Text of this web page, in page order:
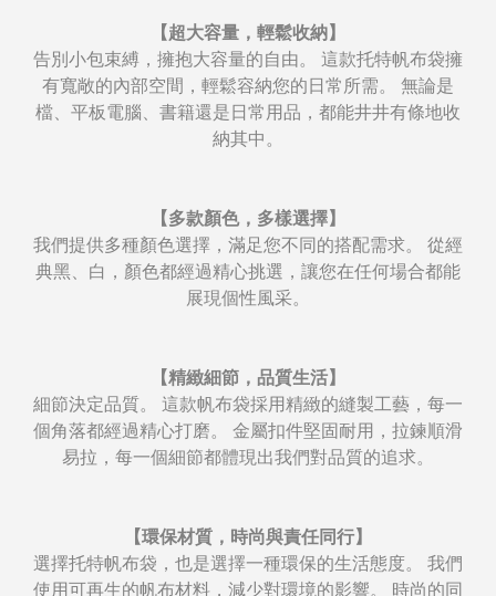
【超大容量，輕鬆收納】
告別小包束縛，擁抱大容量的自由。 這款托特帆布袋擁
有寬敞的內部空間，輕鬆容納您的日常所需。 無論是
檔、平板電腦、書籍還是日常用品，都能井井有條地收
納其中。
【多款顏色，多樣選擇】
我們提供多種顏色選擇，滿足您不同的搭配需求。 從經
典黑、白，顏色都經過精心挑選，讓您在任何場合都能
展現個性風采。
【精緻細節，品質生活】
細節決定品質。 這款帆布袋採用精緻的縫製工藝，每一
個角落都經過精心打磨。 金屬扣件堅固耐用，拉鍊順滑
易拉，每一個細節都體現出我們對品質的追求。
【環保材質，時尚與責任同行】
選擇托特帆布袋，也是選擇一種環保的生活態度。 我們
使用可再生的帆布材料，減少對環境的影響。 時尚的同